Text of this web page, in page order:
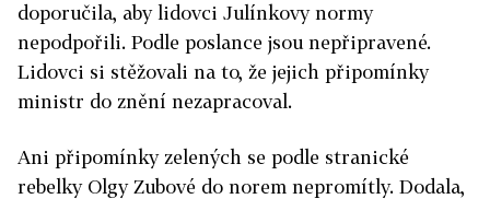
doporučila, aby lidovci Julínkovy normy
nepodpořili. Podle poslance jsou nepřipravené.
Lidovci si stěžovali na to, že jejich připomínky
ministr do znění nezapracoval.
Ani připomínky zelených se podle stranické
rebelky Olgy Zubové do norem nepromítly. Dodala,